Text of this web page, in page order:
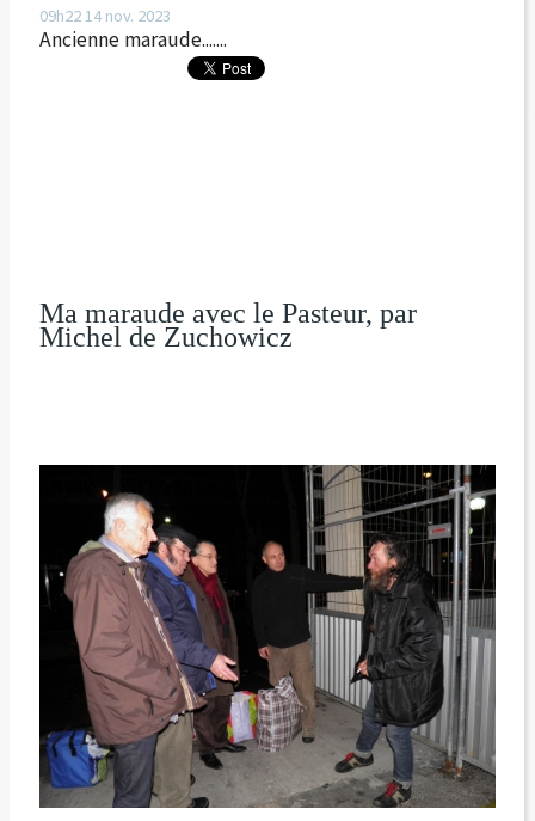
09h2214 nov. 2023
Ancienne maraude.......
Ma maraude avec le Pasteur, par
Michel de Zuchowicz